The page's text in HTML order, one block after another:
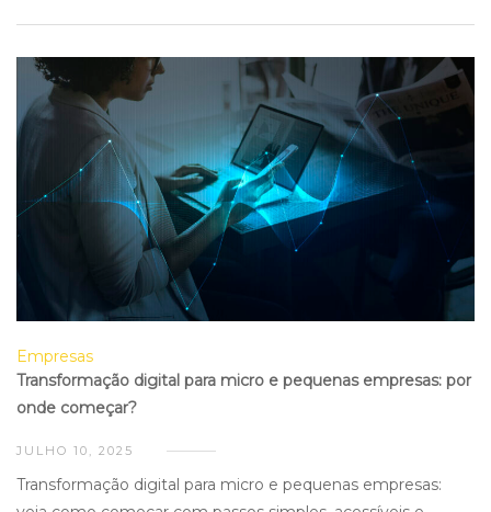
Empresas
Transformação digital para micro e pequenas empresas: por
onde começar?
JULHO 10, 2025
Transformação digital para micro e pequenas empresas: